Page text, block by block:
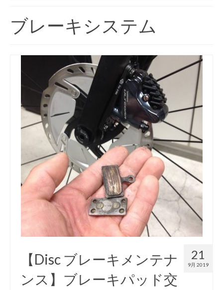
ブログ
商品情報
サイクルウェア
お知らせ
イベント/出店情報
アクセス・営業時間
お問い合わせ
オーダージャージ
スポーツキッド ホーム
ブレーキシステム
21
9月 2019
【Disc ブレーキメンテナ
ンス】ブレーキパッド交